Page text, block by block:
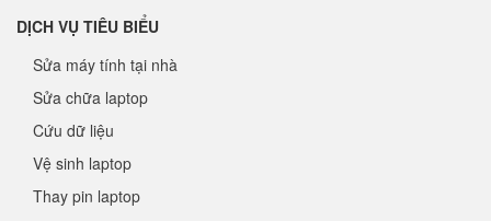
DỊCH VỤ TIÊU BIỂU
Sửa máy tính tại nhà
Sửa chữa laptop
Cứu dữ liệu
Vệ sinh laptop
Thay pin laptop